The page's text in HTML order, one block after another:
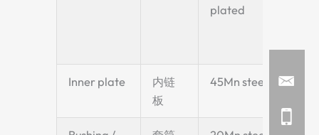
plated
Inner plate
内链
板
45Mn steel